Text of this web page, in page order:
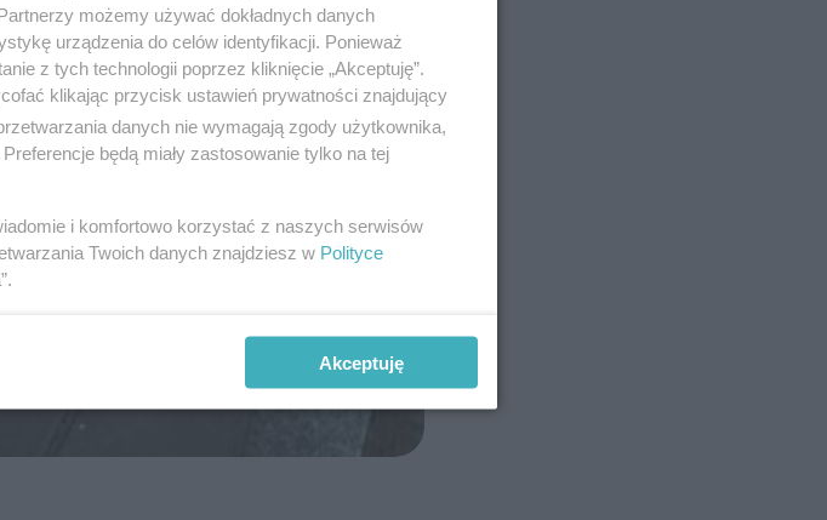
możemy używać dokładnych danych
urządzenia do celów identyfikacji. Ponieważ
z tych technologii poprzez kliknięcie „Akceptuję”.
klikając przycisk ustawień prywatności znajdujący
danych nie wymagają zgody użytkownika,
będą miały zastosowanie tylko na tej
i komfortowo korzystać z naszych serwisów
Twoich danych znajdziesz w Polityce
Akceptuję